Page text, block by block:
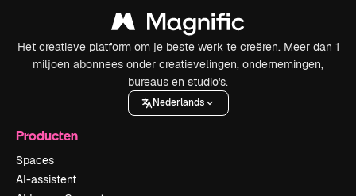
Het creatieve platform om je beste werk te creëren. Meer dan 1
miljoen abonnees onder creatievelingen, ondernemingen,
bureaus en studio's.
Nederlands
Producten
Spaces
AI-assistent